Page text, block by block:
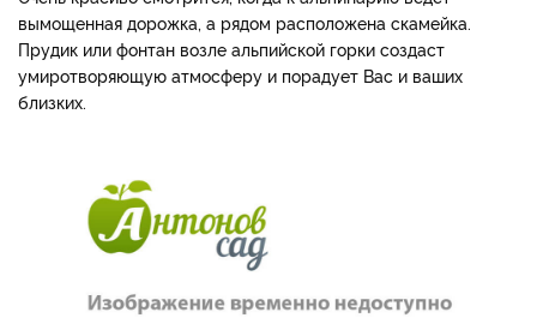
вымощенная дорожка, а рядом расположена скамейка.
Прудик или фонтан возле альпийской горки создаст
умиротворяющую атмосферу и порадует Вас и ваших
близких.